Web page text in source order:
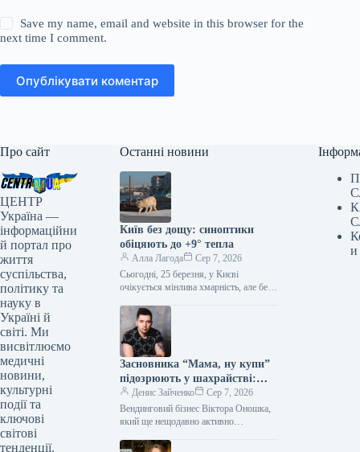
Save my name, email and website in this browser for the
next time I comment.
Опублікувати коментар
Про сайт
ЦЕНТР
Україна —
інформаційни
й портал про
життя
суспільства,
політику та
науку в
Україні й
світі. Ми
висвітлюємо
медичні
новини,
культурні
події та
ключові
світові
тенденції.
Останні новини
Київ без дощу: синоптики
обіцяють до +9° тепла
Алла Лагода
Сер 7, 2026
Сьогодні, 25 березня, у Києві
очікується мінлива хмарність, але без
сягатиме +9°. Сьогодні в Києві без…
Засновника “Мама, ну купи”
підозрюють у шахрайстві:
розбір Forbes
Денис Зайченко
Сер 7, 2026
Вендинговий бізнес Віктора Оношка,
який ще нещодавно активно
франчайзі, потрапляючи у фокус
и